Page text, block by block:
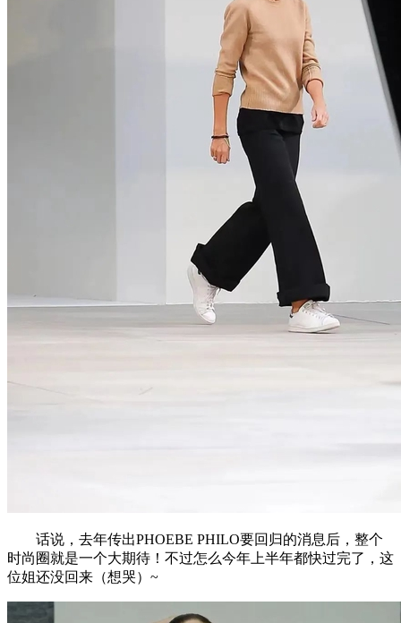
话说，去年传出PHOEBE PHILO要回归的消息后，整个
时尚圈就是一个大期待！不过怎么今年上半年都快过完了，这
位姐还没回来（想哭）~